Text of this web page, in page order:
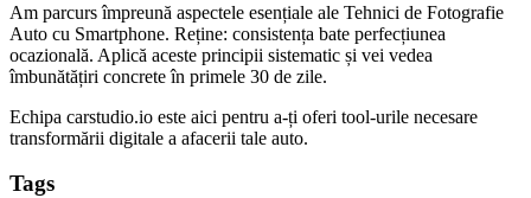
Am parcurs împreună aspectele esențiale ale Tehnici de Fotografie
Auto cu Smartphone. Reține: consistența bate perfecțiunea
ocazională. Aplică aceste principii sistematic și vei vedea
îmbunătățiri concrete în primele 30 de zile.
Echipa carstudio.io este aici pentru a-ți oferi tool-urile necesare
transformării digitale a afacerii tale auto.
Tags